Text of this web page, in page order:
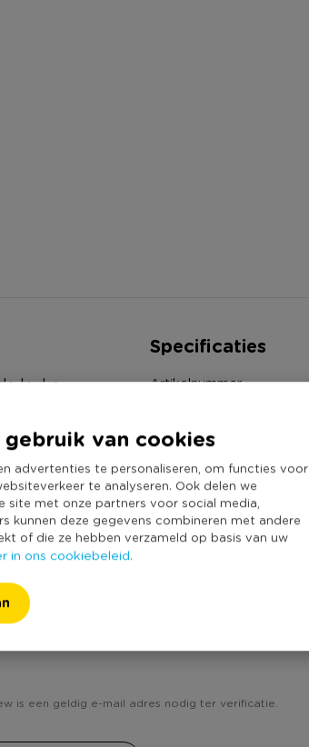
van cookies
advertenties te personaliseren, om functies voor
te analyseren. Ook delen we
site met onze partners voor social media,
kunnen deze gegevens combineren met andere
of die ze hebben verzameld op basis van uw
in ons cookiebeleid.
leuke
Specificaties
Artikelnummer
Materiaal
Productbreedte (cm)
Producthoogte (cm)
Kleur
Duurzaamheidsscore
is een geldig e-mail adres nodig ter verificatie.